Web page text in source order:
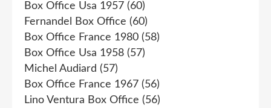
Box Office Usa 1957 (60)
Fernandel Box Office (60)
Box Office France 1980 (58)
Box Office Usa 1958 (57)
Michel Audiard (57)
Box Office France 1967 (56)
Lino Ventura Box Office (56)